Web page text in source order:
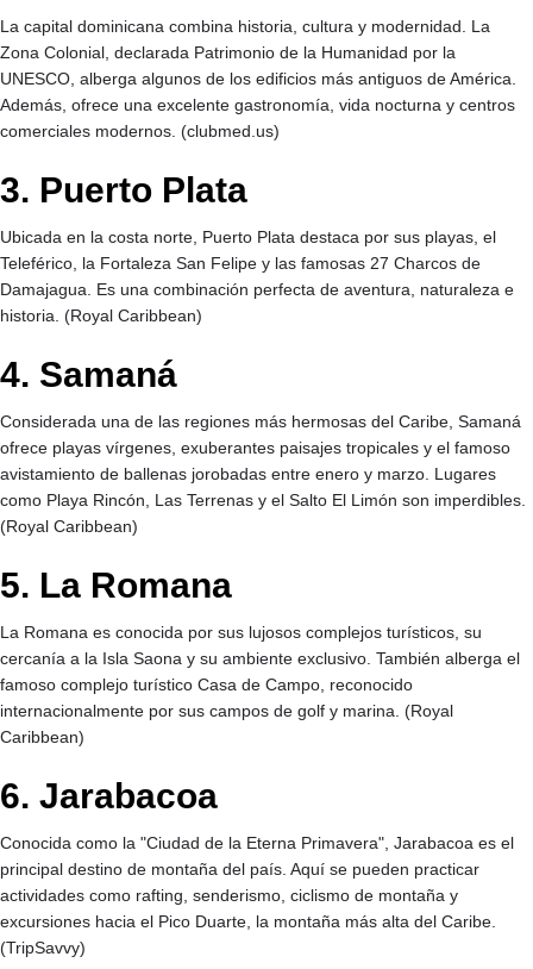
La capital dominicana combina historia, cultura y modernidad. La
Zona Colonial, declarada Patrimonio de la Humanidad por la
UNESCO, alberga algunos de los edificios más antiguos de América.
Además, ofrece una excelente gastronomía, vida nocturna y centros
comerciales modernos. (clubmed.us)
3. Puerto Plata
Ubicada en la costa norte, Puerto Plata destaca por sus playas, el
Teleférico, la Fortaleza San Felipe y las famosas 27 Charcos de
Damajagua. Es una combinación perfecta de aventura, naturaleza e
historia. (Royal Caribbean)
4. Samaná
Considerada una de las regiones más hermosas del Caribe, Samaná
ofrece playas vírgenes, exuberantes paisajes tropicales y el famoso
avistamiento de ballenas jorobadas entre enero y marzo. Lugares
como Playa Rincón, Las Terrenas y el Salto El Limón son imperdibles.
(Royal Caribbean)
5. La Romana
La Romana es conocida por sus lujosos complejos turísticos, su
cercanía a la Isla Saona y su ambiente exclusivo. También alberga el
famoso complejo turístico Casa de Campo, reconocido
internacionalmente por sus campos de golf y marina. (Royal
Caribbean)
6. Jarabacoa
Conocida como la "Ciudad de la Eterna Primavera", Jarabacoa es el
principal destino de montaña del país. Aquí se pueden practicar
actividades como rafting, senderismo, ciclismo de montaña y
excursiones hacia el Pico Duarte, la montaña más alta del Caribe.
(TripSavvy)